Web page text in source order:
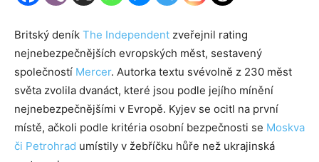
Britský deník The Independent zveřejnil rating
nejnebezpečnějších evropských měst, sestavený
společností Mercer. Autorka textu svévolně z 230 měst
světa zvolila dvanáct, které jsou podle jejího mínění
nejnebezpečnějšími v Evropě. Kyjev se ocitl na první
místě, ačkoli podle kritéria osobní bezpečnosti se Moskva
či Petrohrad umístily v žebříčku hůře než ukrajinská